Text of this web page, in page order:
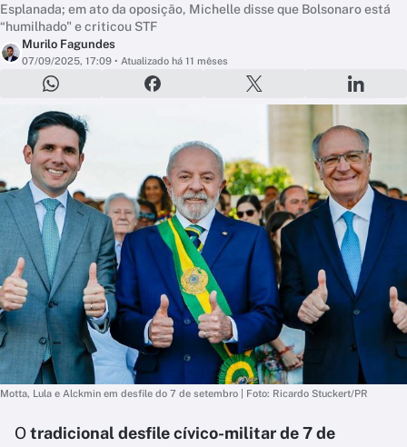
Esplanada; em ato da oposição, Michelle disse que Bolsonaro está
“humilhado" e criticou STF
Murilo Fagundes
07/09/2025, 17:09 • Atualizado há 11 mêses
Motta, Lula e Alckmin em desfile do 7 de setembro | Foto: Ricardo Stuckert/PR
Otradicional desfile cívico-militar de 7 de